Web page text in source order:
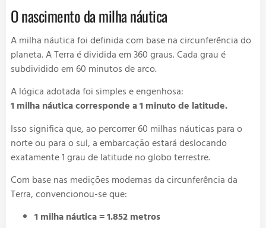
O nascimento da milha náutica
A milha náutica foi definida com base na circunferência do
planeta. A Terra é dividida em 360 graus. Cada grau é
subdividido em 60 minutos de arco.
A lógica adotada foi simples e engenhosa:
1 milha náutica corresponde a 1 minuto de latitude.
Isso significa que, ao percorrer 60 milhas náuticas para o
norte ou para o sul, a embarcação estará deslocando
exatamente 1 grau de latitude no globo terrestre.
Com base nas medições modernas da circunferência da
Terra, convencionou-se que:
1 milha náutica = 1.852 metros